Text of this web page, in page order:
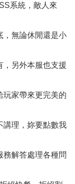
系統，敵人來
，無論休閒還是小
，另外本服也支援
玩家帶來更完美的
講理，妳要點數我
務解答處理各種問